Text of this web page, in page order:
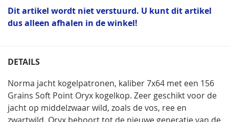
Dit artikel wordt niet verstuurd. U kunt dit artikel
dus alleen afhalen in de winkel!
DETAILS
Norma jacht kogelpatronen, kaliber 7x64 met een 156
Grains Soft Point Oryx kogelkop. Zeer geschikt voor de
jacht op middelzwaar wild, zoals de vos, ree en